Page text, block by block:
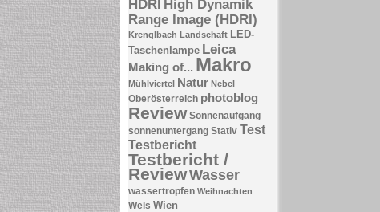
HDRI High Dynamik
Range Image (HDRI)
Krenglbach Landschaft LED-
Taschenlampe Leica
Making of... Makro
Mühlviertel Natur Nebel
Oberösterreich photoblog
Review Sonnenaufgang
sonnenuntergang Stativ Test
Testbericht
Testbericht /
ReviewWasser
wassertropfen Weihnachten
Wels Wien